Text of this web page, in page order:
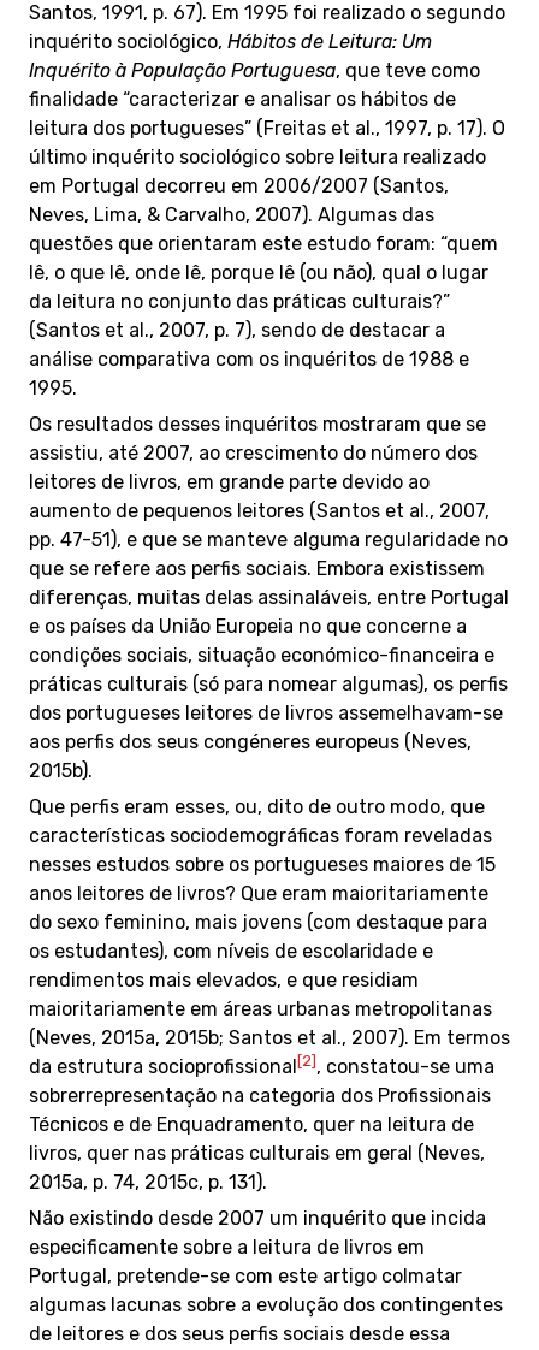
Santos, 1991, p. 67). Em 1995 foi realizado o segundo
inquérito sociológico, Hábitos de Leitura: Um
Inquérito à População Portuguesa, que teve como
finalidade “caracterizar e analisar os hábitos de
leitura dos portugueses” (Freitas et al., 1997, p. 17). O
último inquérito sociológico sobre leitura realizado
em Portugal decorreu em 2006/2007 (Santos,
Neves, Lima, & Carvalho, 2007). Algumas das
questões que orientaram este estudo foram: “quem
lê, o que lê, onde lê, porque lê (ou não), qual o lugar
da leitura no conjunto das práticas culturais?”
(Santos et al., 2007, p. 7), sendo de destacar a
análise comparativa com os inquéritos de 1988 e
1995.
Os resultados desses inquéritos mostraram que se
assistiu, até 2007, ao crescimento do número dos
leitores de livros, em grande parte devido ao
aumento de pequenos leitores (Santos et al., 2007,
pp. 47-51), e que se manteve alguma regularidade no
que se refere aos perfis sociais. Embora existissem
diferenças, muitas delas assinaláveis, entre Portugal
e os países da União Europeia no que concerne a
condições sociais, situação económico-financeira e
práticas culturais (só para nomear algumas), os perfis
dos portugueses leitores de livros assemelhavam-se
aos perfis dos seus congéneres europeus (Neves,
2015b).
Que perfis eram esses, ou, dito de outro modo, que
características sociodemográficas foram reveladas
nesses estudos sobre os portugueses maiores de 15
anos leitores de livros? Que eram maioritariamente
do sexo feminino, mais jovens (com destaque para
os estudantes), com níveis de escolaridade e
rendimentos mais elevados, e que residiam
maioritariamente em áreas urbanas metropolitanas
(Neves, 2015a, 2015b; Santos et al., 2007). Em termos
da estrutura socioprofissional [2] , constatou-se uma
sobrerrepresentação na categoria dos Profissionais
Técnicos e de Enquadramento, quer na leitura de
livros, quer nas práticas culturais em geral (Neves,
2015a, p. 74, 2015c, p. 131).
Não existindo desde 2007 um inquérito que incida
especificamente sobre a leitura de livros em
Portugal, pretende-se com este artigo colmatar
algumas lacunas sobre a evolução dos contingentes
de leitores e dos seus perfis sociais desde essa